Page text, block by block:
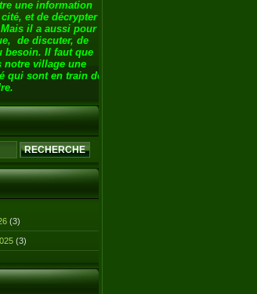
une information
et de décrypter
il a aussi pour
de discuter, de
besoin. Il faut que
notre village une
qui sont en train de
(3)
(3)